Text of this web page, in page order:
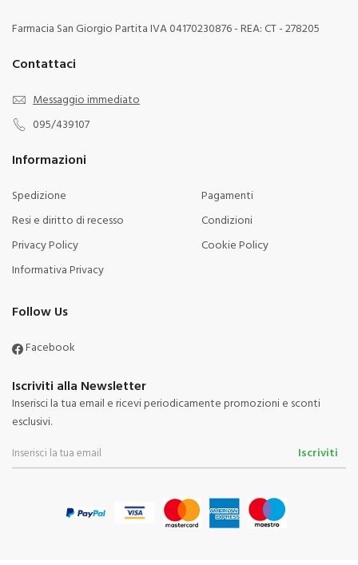
Farmacia San Giorgio Partita IVA 04170230876 - REA: CT - 278205
Contattaci
Messaggio immediato
095/439107
Informazioni
Spedizione
Pagamenti
Resi e diritto di recesso
Condizioni
Privacy Policy
Cookie Policy
Informativa Privacy
Follow Us
Facebook
Iscriviti alla Newsletter
Inserisci la tua email e ricevi periodicamente promozioni e sconti
esclusivi.
Iscriviti